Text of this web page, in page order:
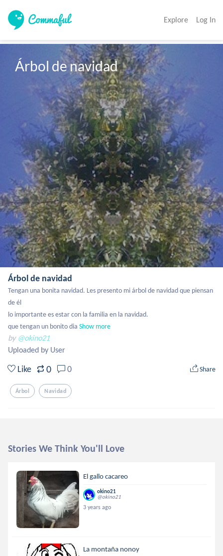
Explore Log In
Árbol de navidad
Árbol de navidad
Tengan una bonita navidad. Les presento mi árbol de navidad que piensan
de él
lo importante es estar con la familia en la navidad.
que tengan un bonito dia Show more
by @okino21
Uploaded by User
Like 0 0 Share
Árbol Navidad
Stories We Think You'll Love
El gallo cacareo
okino21
@okino21
3 years ago
La montaña nonoy